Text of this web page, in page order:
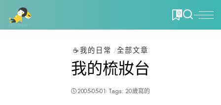
0
☕️我的日常 全部文章
我的梳妝台
2005-05-01 Tags: 20歲寫的